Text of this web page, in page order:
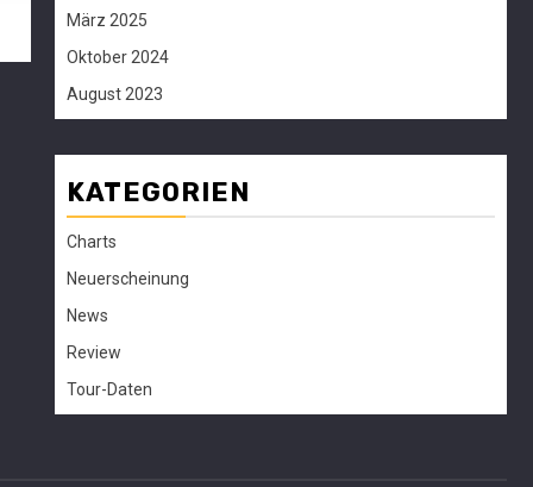
März 2025
Oktober 2024
August 2023
KATEGORIEN
Charts
Neuerscheinung
News
Review
Tour-Daten